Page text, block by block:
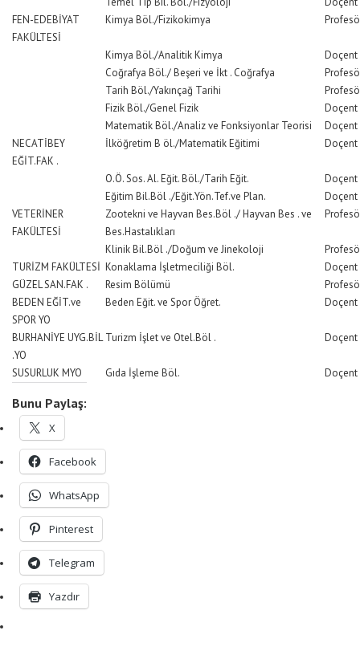
FEN-EDEBİYAT
FAKÜLTESİ
Kimya Böl./Fizikokimya
Kimya Böl./Analitik Kimya
Doçent
Coğrafya Böl./ Beşeri ve İkt . Coğrafya
Tarih Böl./Yakınçağ Tarihi
Fizik Böl./Genel Fizik
Doçent
Matematik Böl./Analiz ve Fonksiyonlar Teorisi
Doçent
NECATİBEY
EĞİT.FAK .
İlköğretim B öl./Matematik Eğitimi Doçent
O.Ö. Sos. Al. Eğit. Böl./Tarih Eğit.
Doçent
Eğitim Bil.Böl ./Eğit.Yön.Tef.ve Plan.
Doçent
VETERİNER
FAKÜLTESİ
Zootekni ve Hayvan Bes.Böl ./ Hayvan Bes . ve
Bes.Hastalıkları
Klinik Bil.Böl ./Doğum ve Jinekoloji
TURİZM FAKÜLTESİ Konaklama İşletmeciliği Böl.
Doçent
GÜZEL SAN.FAK .
Resim Bölümü
BEDEN EĞİT.ve
SPOR YO
Beden Eğit. ve Spor Öğret. Doçent
BURHANİYE UYG.BİL
.YO
Turizm İşlet ve Otel.Böl . Doçent
SUSURLUK MYO Gıda İşleme Böl. Doçent
Bunu Paylaş:
X
Facebook
WhatsApp
Pinterest
Telegram
Yazdır